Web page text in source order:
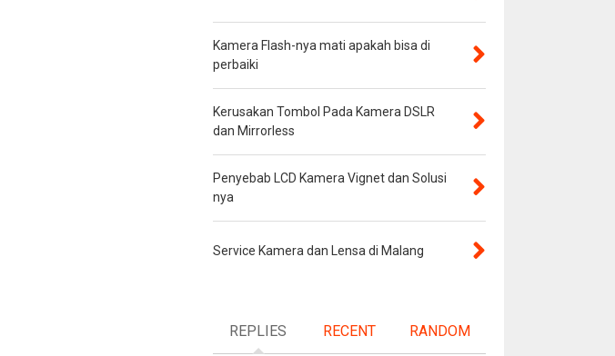
Kamera Flash-nya mati apakah bisa di
perbaiki
Kerusakan Tombol Pada Kamera DSLR
dan Mirrorless
Penyebab LCD Kamera Vignet dan Solusi
nya
Service Kamera dan Lensa di Malang
REPLIES RECENT RANDOM